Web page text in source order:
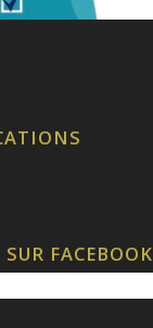
FACEBOOK